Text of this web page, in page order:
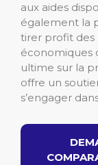
aux aides
également la
tirer profit des
économiques
ultime sur la
offre un
s’engager